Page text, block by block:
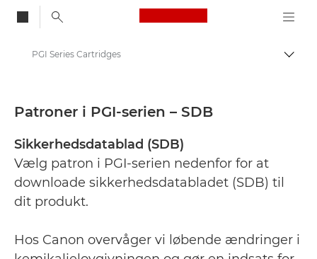
Canon Logo, back
Skift
Sikkerhedsdatablade
PGI Series Cartridges
Patroner i PGI-serien – SDB
Sikkerhedsdatablad (SDB)
Vælg patron i PGI-serien nedenfor for at
downloade sikkerhedsdatabladet (SDB) til
dit produkt.
Hos Canon overvåger vi løbende ændringer i